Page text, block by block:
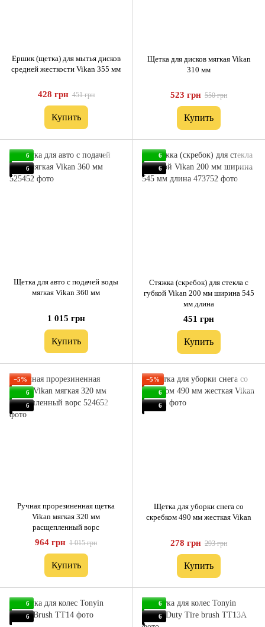
Ершик (щетка) для мытья дисков
средней жесткости Vikan 355 мм
428 грн 451 грн
Купить
Щетка для дисков мягкая Vikan
310 мм
523 грн 550 грн
Купить
6
6
Щетка для авто с подачей воды
мягкая Vikan 360 мм
1 015 грн
Купить
6
6
Стяжка (скребок) для стекла с
губкой Vikan 200 мм ширина 545
мм длина
451 грн
Купить
−5%
6
6
Ручная прорезиненная щетка
Vikan мягкая 320 мм
расщепленный ворс
964 грн 1 015 грн
Купить
−5%
6
6
Щетка для уборки снега со
скребком 490 мм жесткая Vikan
278 грн 293 грн
Купить
6
6
6
6